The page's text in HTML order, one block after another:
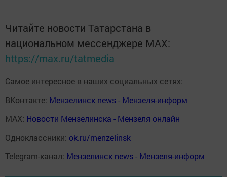
Читайте новости Татарстана в
национальном мессенджере MАХ:
https://max.ru/tatmedia
Самое интересное в наших социальных сетях:
ВКонтакте: Мензелинск news - Мензеля-информ
MAX: Новости Мензелинска - Мензеля онлайн
Одноклассники: ok.ru/menzelinsk
Telegram-канал: Мензелинск news - Мензеля-информ